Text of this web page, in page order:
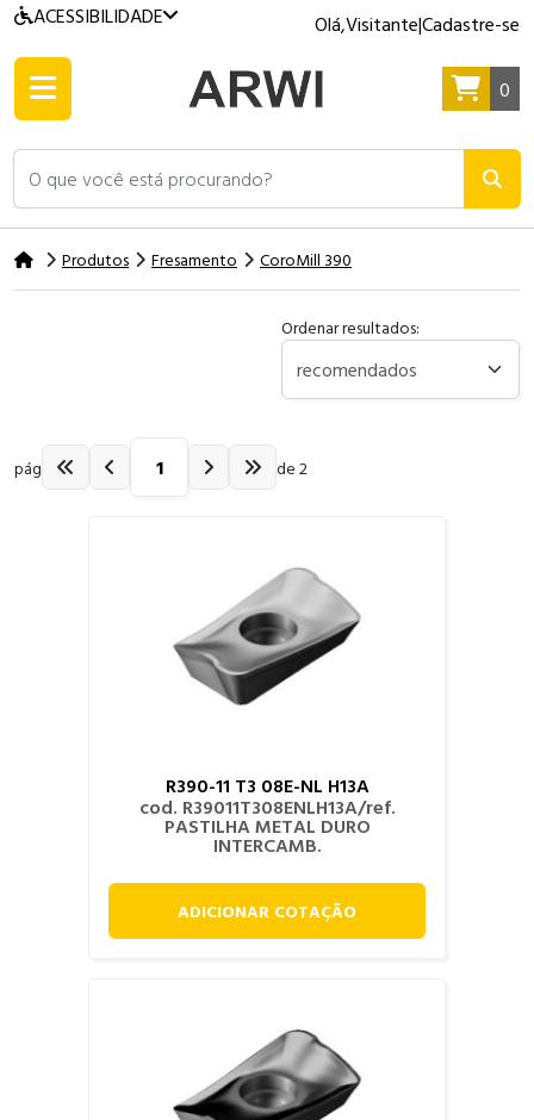
ACESSIBILIDADE Olá,Visitante|Cadastre-se
O que você está procurando?
0
Produtos Fresamento CoroMill 390
Ordenar resultados:
pág de 2
R390-11 T3 08E-NL H13A
cod. R39011T308ENLH13A/ref.
PASTILHA METAL DURO
INTERCAMB.
ADICIONAR COTAÇÃO